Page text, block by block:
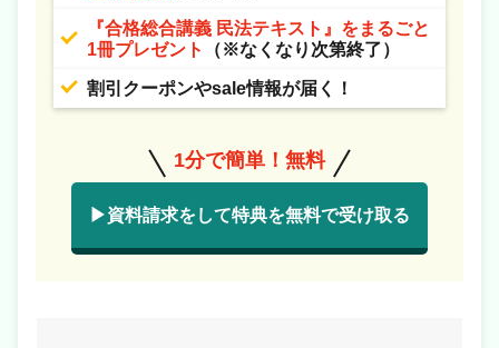
『合格総合講義 民法テキスト』をまるごと
1冊プレゼント
（※なくなり次第終了）
割引クーポンやsale情報が届く！
1分で簡単！無料
▶資料請求をして特典を無料で受け取る